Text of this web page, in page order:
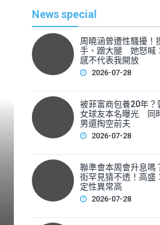
聯準會本周
News special
周曉涵曾遭性騷擾！
手、蹭大腿 她怒喊
感不代表我開放
2026-07-28
被菲富商包養20年？
女球友本名曝光 同
男還掏空前夫
2026-07-28
聯準會本周會升息嗎
街罕見猜不透！高盛
定性異常高
2026-07-28